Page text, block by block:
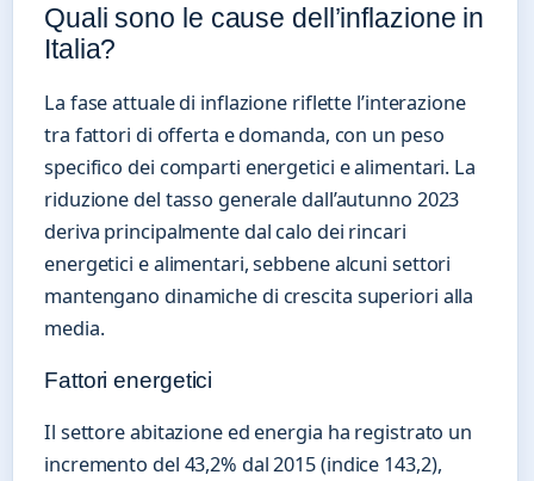
Quali sono le cause dell’inflazione in
Italia?
La fase attuale di inflazione riflette l’interazione
tra fattori di offerta e domanda, con un peso
specifico dei comparti energetici e alimentari. La
riduzione del tasso generale dall’autunno 2023
deriva principalmente dal calo dei rincari
energetici e alimentari, sebbene alcuni settori
mantengano dinamiche di crescita superiori alla
media.
Fattori energetici
Il settore abitazione ed energia ha registrato un
incremento del 43,2% dal 2015 (indice 143,2),